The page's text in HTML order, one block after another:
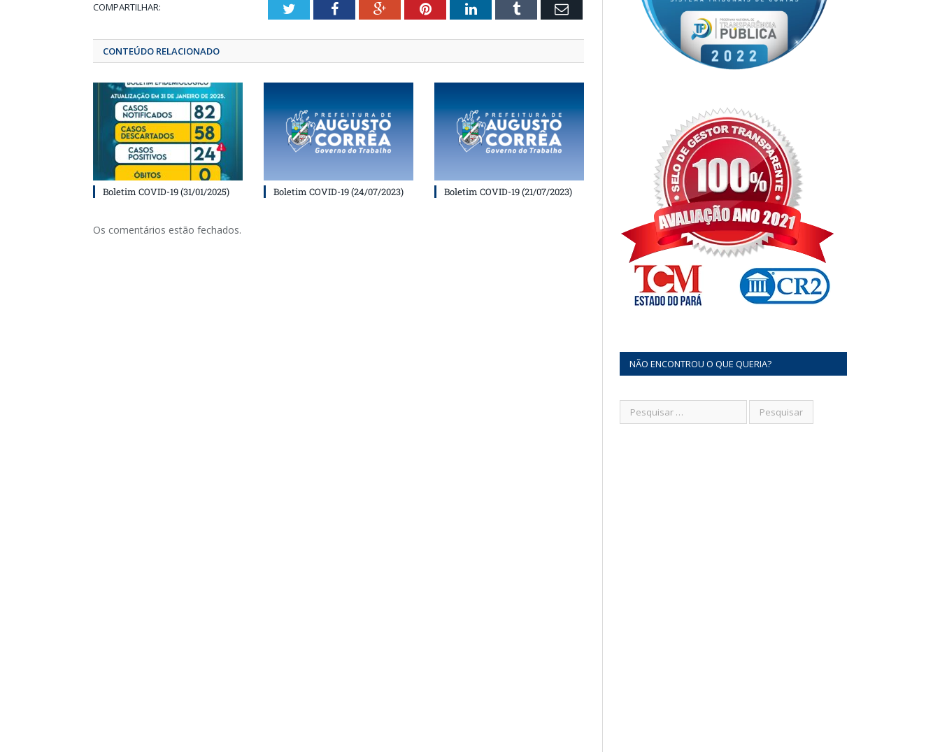
COMPARTILHAR: TwitterFacebookGoogle+Pinterest
LinkedInTumblrEmail
CONTEÚDO RELACIONADO
Boletim COVID-19 (31/01/2025) Boletim COVID-19 (24/07/2023) Boletim COVID-19 (21/07/2023)
Os comentários estão fechados.
NÃO ENCONTROU O QUE QUERIA?